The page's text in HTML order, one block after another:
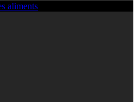
aliments